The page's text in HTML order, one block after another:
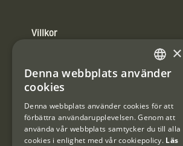
Villkor
Användarvillkor
#Interjaktfamily
SWEDISH
×
Denna webbplats använder
cookies
Denna webbplats använder cookies för att
förbättra användarupplevelsen. Genom att
använda vår webbplats samtycker du till alla
cookies i enlighet med vår cookiepolicy. Läs